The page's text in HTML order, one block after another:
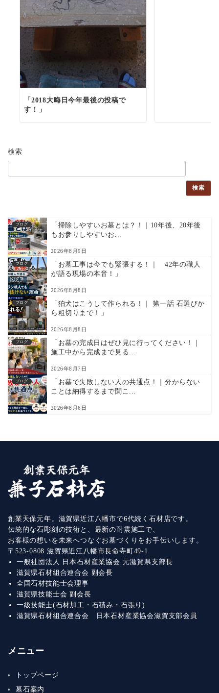
「2018大晦日今年最後の投稿で
す！」
検索
検索
ブログ
「掃除しやすいお墓とは？！｜10年後、20年後
もお参りしやすいお...
2026年8月9日
ブログ
「お墓工事は今でも緊張する！｜ 42年の職人
が語る現場の本音！」
2026年8月8日
ブログ
「狛犬はこうして作られる！｜ 第一話 石選びか
ら粗切りまで！」
2026年8月8日
ブログ
「お墓の完成日はぜひ見に行ってください！｜
施工中から完成まで見る...
2026年8月7日
ブログ
「お墓で失敗しない人の共通点！｜分からない
ことは納得するまで聞こ...
2026年8月6日
創業天保元年。滋賀県近江八幡市で6代続く石材店です。
伝統的な石彫刻の技術と、最新の耐震施工で、
お客様の想いを未来へつなぐお墓づくりをお手伝いします。
〒523-0808 滋賀県近江八幡市長命寺町49-1
一般社団法人 日本石材産業協会 元滋賀県支部長
滋賀県石材組合連合会 副会長
全国石材技能士会理事
滋賀県技能士会 副会長
一級技能士(石材加工・石積み・石張り)
滋賀県石材組合連合会 日本石材産業協会滋賀支部会員
メニュー
トップページ
墓石案内